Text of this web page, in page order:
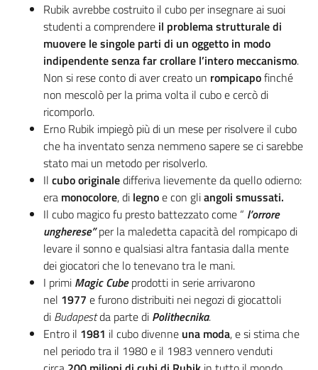
Rubik avrebbe costruito il cubo per insegnare ai suoi
studenti a comprendere il problema strutturale di
muovere le singole parti di un oggetto in modo
indipendente senza far crollare l’intero meccanismo.
Non si rese conto di aver creato un rompicapofinché
non mescolò per la prima volta il cubo e cercò di
ricomporlo.
Erno Rubik impiegò più di un mese per risolvere il cubo
che ha inventato senza nemmeno sapere se ci sarebbe
stato mai un metodo per risolverlo.
Il cubo originaledifferiva lievemente da quello odierno:
era monocolore, di legnoe con gliangoli smussati.
Il cubo magico fu presto battezzato come “ l’orrore
ungherese” per la maledetta capacità del rompicapo di
levare il sonno e qualsiasi altra fantasia dalla mente
dei giocatori che lo tenevano tra le mani.
I primi Magic Cubeprodotti in serie arrivarono
nel 1977 e furono distribuiti nei negozi di giocattoli
di Budapestda parte di Polithecnika.
Entro il 1981 il cubo divenne una moda, e si stima che
nel periodo tra il 1980 e il 1983 vennero venduti